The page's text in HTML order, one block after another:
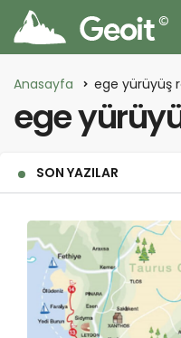
Anasayfa ege yürüyüş
ege
SON YAZILAR